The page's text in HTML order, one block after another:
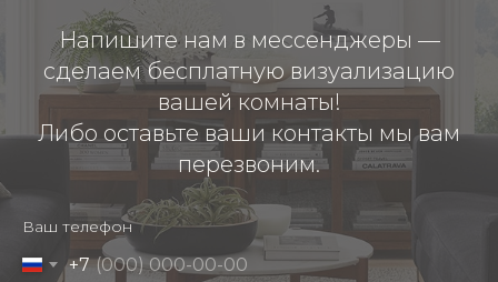
Напишите нам в мессенджеры —
сделаем бесплатную визуализацию
вашей комнаты!
Либо оставьте ваши контакты мы вам
перезвоним.
Ваш телефон
+7